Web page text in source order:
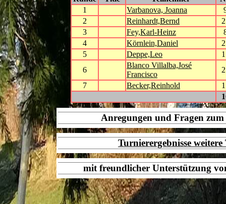
1
Varbanova, Joanna
2
Reinhardt,Bernd
3
Fey,Karl-Heinz
4
Körnlein,Daniel
5
Deppe,Leo
6
Blanco Villalba,José
Francisco
7
Becker,Reinhold
Anregungen und Fragen
Turnierergebnisse
mit freundlicher Unterstützung